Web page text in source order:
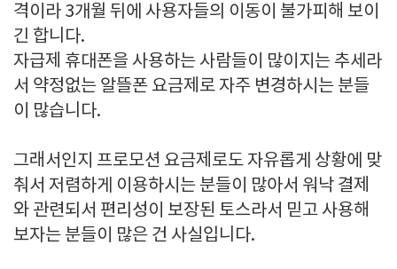
격이라 3개월 뒤에 사용자들의 이동이 불가피해 보이
긴 합니다.
자급제 휴대폰을 사용하는 사람들이 많이지는 추세라
서 약정없는 알뜰폰 요금제로 자주 변경하시는 분들
이 많습니다.
그래서인지 프로모션 요금제로도 자유롭게 상황에 맞
춰서 저렴하게 이용하시는 분들이 많아서 워낙 결제
와 관련되서 편리성이 보장된 토스라서 믿고 사용해
보자는 분들이 많은 건 사실입니다.